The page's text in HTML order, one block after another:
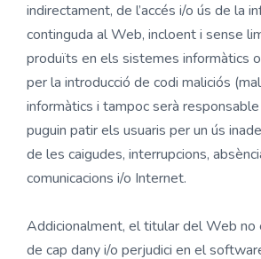
indirectament, de l’accés i/o ús de la
continguda al Web, incloent i sense
produïts en els sistemes informàtics
per la introducció de codi maliciós
informàtics i tampoc serà
puguin patir els usuaris per un ús
de les caigudes, interrupcions,
comunicacions i/o Internet.
Addicionalment, el titular del Web no
de cap dany i/o perjudici en el